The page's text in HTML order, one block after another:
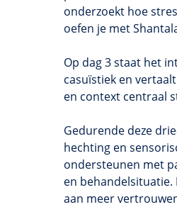
onderzoekt hoe
oefen je met
Op dag 3 staat het
casuïstiek en
en context centraal
Gedurende deze
hechting en
ondersteunen met
en behandelsituatie.
aan meer